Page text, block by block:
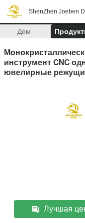
ShenZhen Joeben
Дом
инструмент CNC
ювелирные
Лучшая